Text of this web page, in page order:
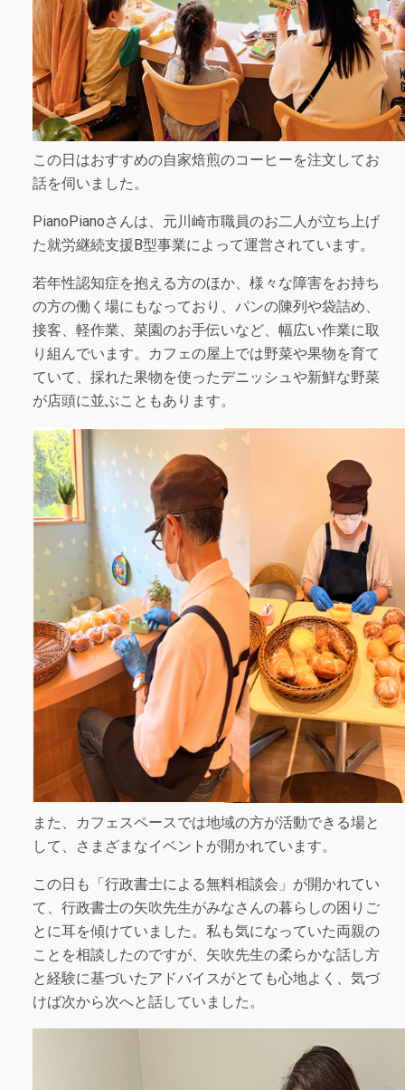
この日はおすすめの自家焙煎のコーヒーを注文してお
話を伺いました。
PianoPianoさんは、元川崎市職員のお二人が立ち上げ
た就労継続支援B型事業によって運営されています。
若年性認知症を抱える方のほか、様々な障害をお持ち
の方の働く場にもなっており、パンの陳列や袋詰め、
接客、軽作業、菜園のお手伝いなど、幅広い作業に取
り組んでいます。カフェの屋上では野菜や果物を育て
ていて、採れた果物を使ったデニッシュや新鮮な野菜
が店頭に並ぶこともあります。
また、カフェスペースでは地域の方が活動できる場と
して、さまざまなイベントが開かれています。
この日も「行政書士による無料相談会」が開かれてい
て、行政書士の矢吹先生がみなさんの暮らしの困りご
とに耳を傾けていました。私も気になっていた両親の
ことを相談したのですが、矢吹先生の柔らかな話し方
と経験に基づいたアドバイスがとても心地よく、気づ
けば次から次へと話していました。